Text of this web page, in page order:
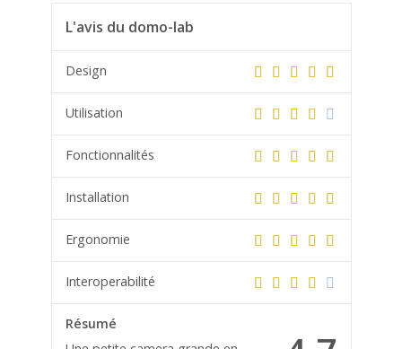
L'avis du domo-lab
Design
Utilisation
Fonctionnalités
Installation
Ergonomie
Interoperabilité
Résumé